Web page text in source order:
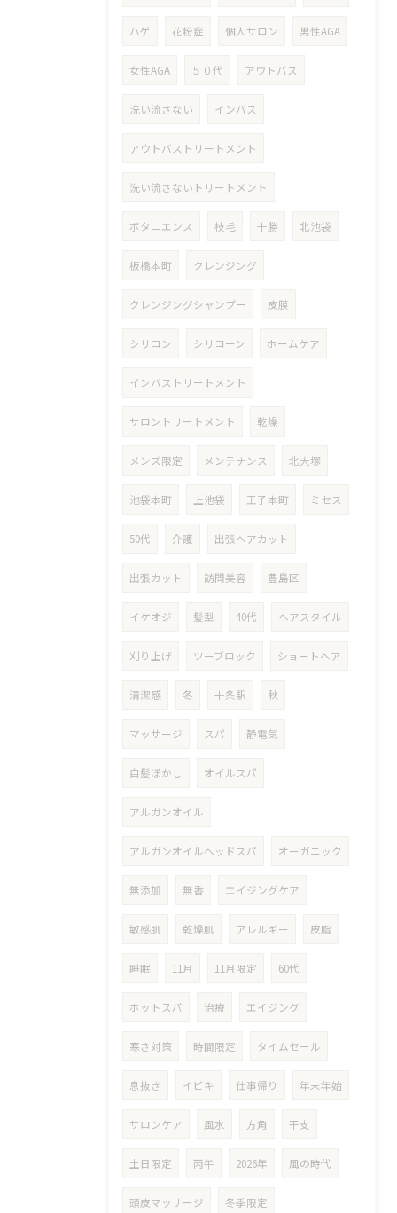
ハゲ 花粉症 個人サロン 男性AGA
女性AGA ５０代 アウトバス
洗い流さない インバス
アウトバストリートメント
洗い流さないトリートメント
ボタニエンス 枝毛 十勝 北池袋
板橋本町 クレンジング
クレンジングシャンプー 皮膜
シリコン シリコーン ホームケア
インバストリートメント
サロントリートメント 乾燥
メンズ限定 メンテナンス 北大塚
池袋本町 上池袋 王子本町 ミセス
50代 介護 出張ヘアカット
出張カット 訪問美容 豊島区
イケオジ 髪型 40代 ヘアスタイル
刈り上げ ツーブロック ショートヘア
清潔感 冬 十条駅 秋
マッサージ スパ 静電気
白髪ぼかし オイルスパ
アルガンオイル
アルガンオイルヘッドスパ オーガニック
無添加 無香 エイジングケア
敏感肌 乾燥肌 アレルギー 皮脂
睡眠 11月 11月限定 60代
ホットスパ 治療 エイジング
寒さ対策 時間限定 タイムセール
息抜き イビキ 仕事帰り 年末年始
サロンケア 風水 方角 干支
土日限定 丙午 2026年 風の時代
頭皮マッサージ 冬季限定